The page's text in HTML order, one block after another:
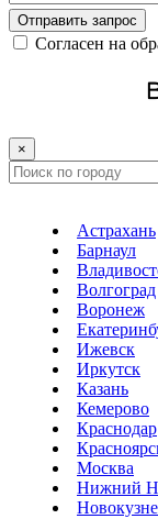
Отправить запрос
Cогласен на
×
Астрахань
Барнаул
Волгоград
Воронеж
Ижевск
Иркутск
Казань
Кемерово
Краснодар
Москва
Нижний